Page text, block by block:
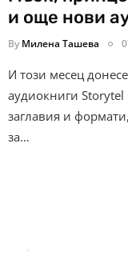
и още нови
By Милена Ташева
И този месец
аудиокниги
заглавия и
за…